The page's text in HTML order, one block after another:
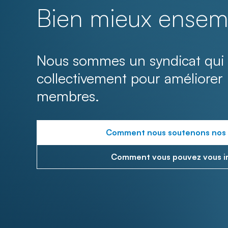
Bien mieux
Nous sommes un syndicat
collectivement pour améliorer
membres.
Comment nous soutenons
Comment vous pouvez vous